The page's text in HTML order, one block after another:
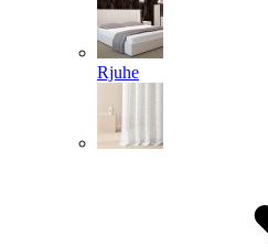
Rjuhe